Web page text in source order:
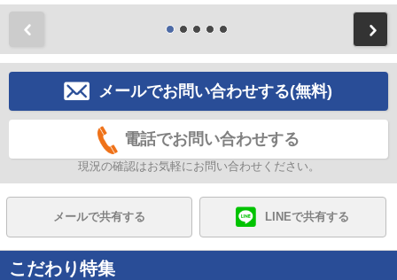
メールでお問い合わせする(無料)
電話でお問い合わせする
現況の確認はお気軽にお問い合わせください。
メールで共有する LINEで共有する
こだわり特集